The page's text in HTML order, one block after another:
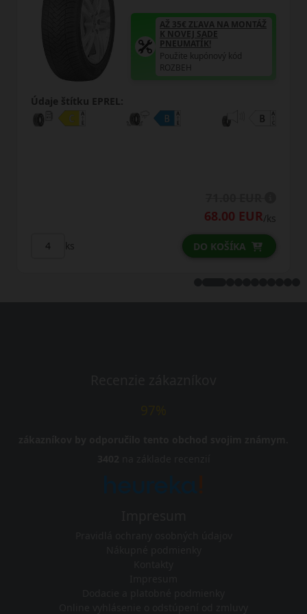
AŽ 35€ ZĽAVA NA MONTÁŽ
K NOVEJ SADE
PNEUMATÍK!
Použite kupónový kód
Údaje štítku EPREL:
92.50 EUR
DO KOŠÍKA